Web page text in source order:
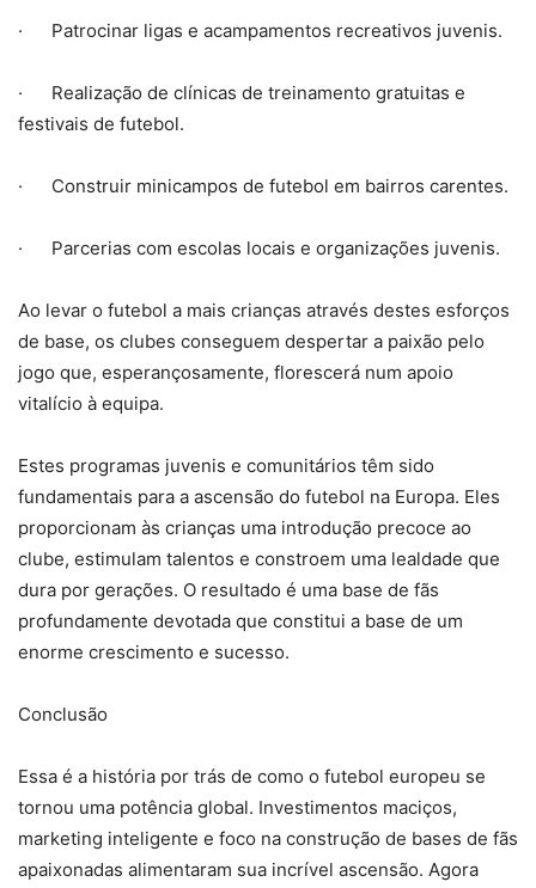
· Patrocinar ligas e acampamentos recreativos juvenis.
· Realização de clínicas de treinamento gratuitas e
festivais de futebol.
· Construir minicampos de futebol em bairros carentes.
· Parcerias com escolas locais e organizações juvenis.
Ao levar o futebol a mais crianças através destes esforços
de base, os clubes conseguem despertar a paixão pelo
jogo que, esperançosamente, florescerá num apoio
vitalício à equipa.
Estes programas juvenis e comunitários têm sido
fundamentais para a ascensão do futebol na Europa. Eles
proporcionam às crianças uma introdução precoce ao
clube, estimulam talentos e constroem uma lealdade que
dura por gerações. O resultado é uma base de fãs
profundamente devotada que constitui a base de um
enorme crescimento e sucesso.
Conclusão
Essa é a história por trás de como o futebol europeu se
tornou uma potência global. Investimentos maciços,
marketing inteligente e foco na construção de bases de fãs
apaixonadas alimentaram sua incrível ascensão. Agora